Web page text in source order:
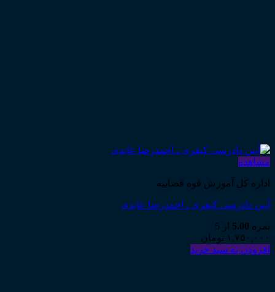
مشاهده
اداره کل آموزش قوه قضاییه
آیین دادرسی کیفری ـ احمدرضا عابدی
نمره 5.00 از 5
۱,۷۵۰,۰۰۰ تومان
افزودن به سبد خرید